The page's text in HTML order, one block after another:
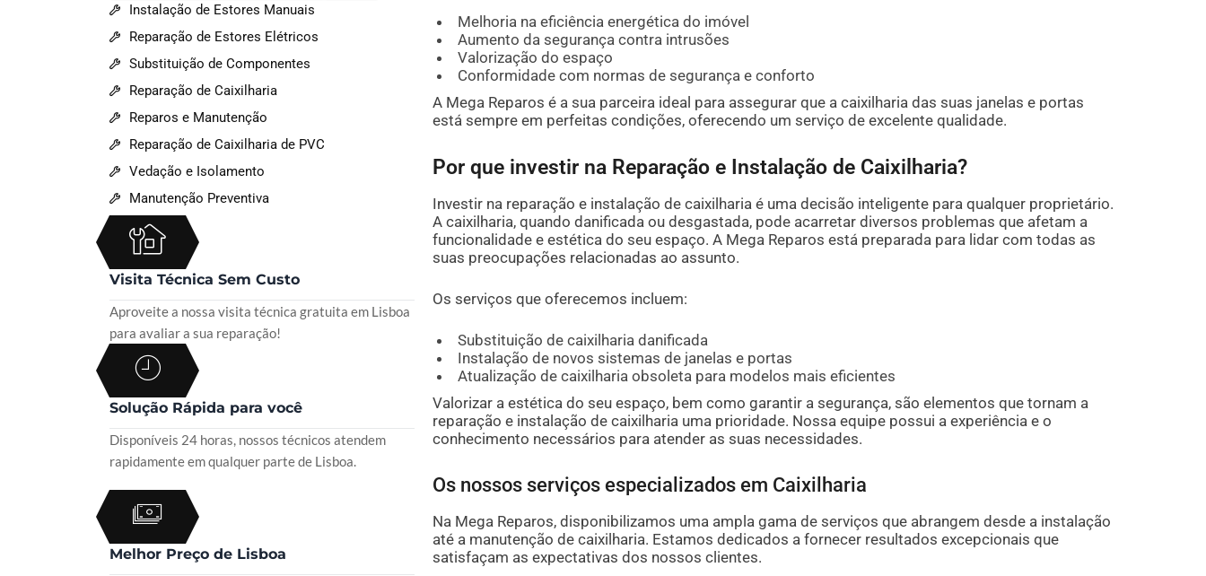
Instalação de Estores Manuais
Reparação de Estores Elétricos
Substituição de Componentes
Reparação de Caixilharia
Reparos e Manutenção
Reparação de Caixilharia de PVC
Vedação e Isolamento
Manutenção Preventiva
Visita Técnica Sem Custo
Aproveite a nossa visita técnica gratuita em Lisboa
para avaliar a sua reparação!
Solução Rápida para você
Disponíveis 24 horas, nossos técnicos atendem
rapidamente em qualquer parte de Lisboa.
Melhor Preço de Lisboa
Melhoria na eficiência energética do imóvel
Aumento da segurança contra intrusões
Valorização do espaço
Conformidade com normas de segurança e conforto
A Mega Reparos é a sua parceira ideal para assegurar que a caixilharia das suas janelas e portas
está sempre em perfeitas condições, oferecendo um serviço de excelente qualidade.
Por que investir na Reparação e Instalação de Caixilharia?
Investir na reparação e instalação de caixilharia é uma decisão inteligente para qualquer proprietário.
A caixilharia, quando danificada ou desgastada, pode acarretar diversos problemas que afetam a
funcionalidade e estética do seu espaço. A Mega Reparos está preparada para lidar com todas as
suas preocupações relacionadas ao assunto.
Os serviços que oferecemos incluem:
Substituição de caixilharia danificada
Instalação de novos sistemas de janelas e portas
Atualização de caixilharia obsoleta para modelos mais eficientes
Valorizar a estética do seu espaço, bem como garantir a segurança, são elementos que tornam a
reparação e instalação de caixilharia uma prioridade. Nossa equipe possui a experiência e o
conhecimento necessários para atender as suas necessidades.
Os nossos serviços especializados em Caixilharia
Na Mega Reparos, disponibilizamos uma ampla gama de serviços que abrangem desde a instalação
até a manutenção de caixilharia. Estamos dedicados a fornecer resultados excepcionais que
satisfaçam as expectativas dos nossos clientes.